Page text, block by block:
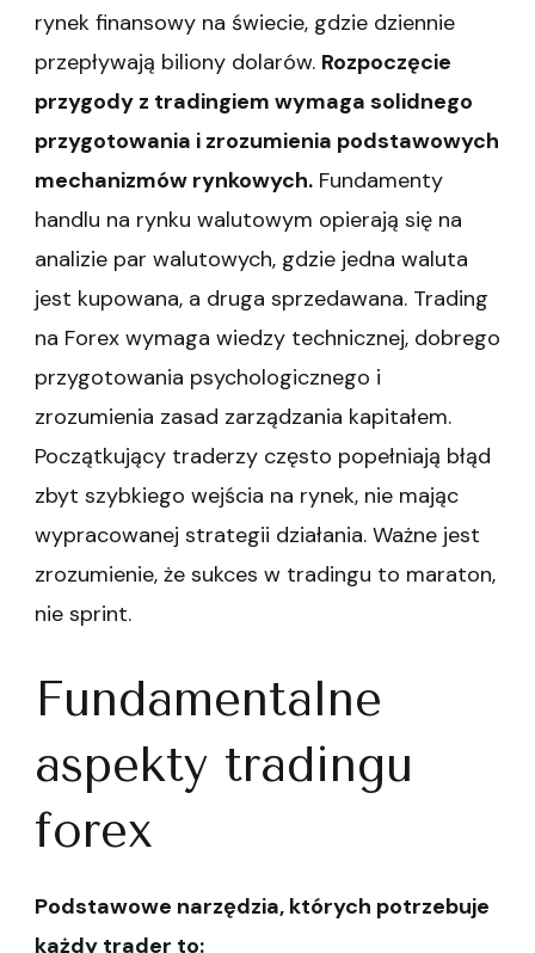
rynek finansowy na świecie, gdzie dziennie
przepływają biliony dolarów. Rozpoczęcie
przygody z tradingiem wymaga solidnego
przygotowania i zrozumienia podstawowych
mechanizmów rynkowych. Fundamenty
handlu na rynku walutowym opierają się na
analizie par walutowych, gdzie jedna waluta
jest kupowana, a druga sprzedawana. Trading
na Forex wymaga wiedzy technicznej, dobrego
przygotowania psychologicznego i
zrozumienia zasad zarządzania kapitałem.
Początkujący traderzy często popełniają błąd
zbyt szybkiego wejścia na rynek, nie mając
wypracowanej strategii działania. Ważne jest
zrozumienie, że sukces w tradingu to maraton,
nie sprint.
Fundamentalne
aspekty tradingu
forex
Podstawowe narzędzia, których potrzebuje
każdy trader to: